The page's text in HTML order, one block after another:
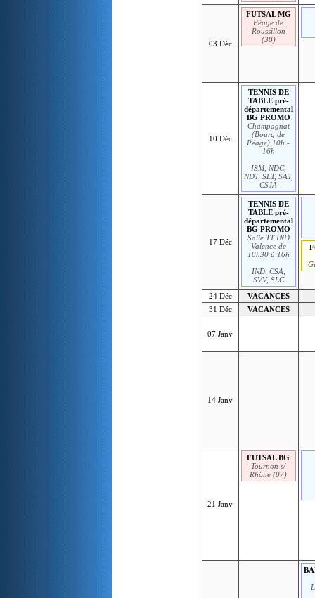
03 Déc
FUTSAL MG
Péage de
Roussillon
(38)
10 Déc
TENNIS DE
TABLE pré-
départemental
BG PROMO
Champagnat
(Bourg de
Péage) 10h -
16h
ISM, NDC,
NDT, SLT, SAT,
CSJA
17 Déc
TENNIS DE
TABLE pré-
départemental
BG PROMO
Salle TT IND
Valence de
10h30 à 16h
IND, CSA,
SVV, SLC
24 Déc
VACANCES
31 Déc
VACANCES
07 Janv
14 Janv
21 Janv
FUTSAL BG
Tournon s/
Rhône (07)